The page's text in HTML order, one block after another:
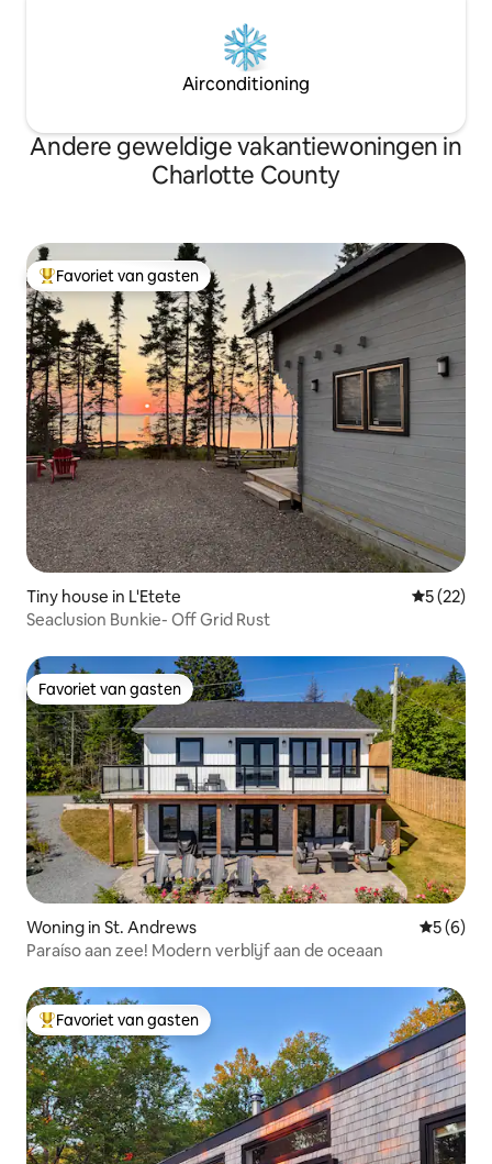
Airconditioning
Andere geweldige vakantiewoningen in
Charlotte County
Topfavoriet van gasten
Favoriet van gasten
Tiny house in L'Etete
5 (22)
Seaclusion Bunkie- Off Grid Rust
Favoriet van gasten
Favoriet van gasten
Woning in St. Andrews
5 (6)
Paraíso aan zee! Modern verblijf aan de oceaan
Topfavoriet van gasten
Favoriet van gasten